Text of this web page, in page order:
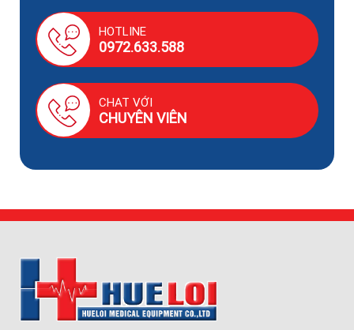
HOTLINE
0972.633.588
CHAT VỚI
CHUYÊN VIÊN